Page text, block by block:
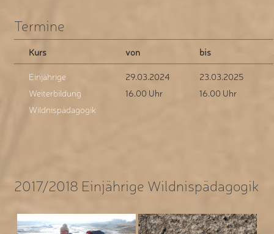
Termine
Kurs von bis
Einjährige
Weiterbildung
Wildnispädagogik
29.03.2024
16.00 Uhr
23.03.2025
16.00 Uhr
2017/2018 Einjährige Wildnispädagogik